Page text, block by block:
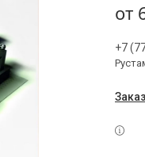
от
+7